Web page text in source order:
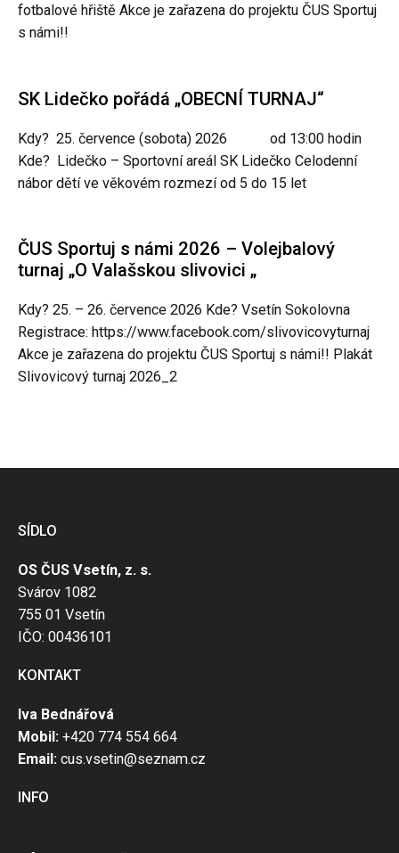
fotbalové hřiště Akce je zařazena do projektu ČUS Sportuj
s námi!!
SK Lidečko pořádá „OBECNÍ TURNAJ“
Kdy? 25. července (sobota) 2026 od 13:00 hodin
Kde? Lidečko – Sportovní areál SK Lidečko Celodenní
nábor dětí ve věkovém rozmezí od 5 do 15 let
ČUS Sportuj s námi 2026 – Volejbalový
turnaj „O Valašskou slivovici „
Kdy? 25. – 26. července 2026 Kde? Vsetín Sokolovna
Registrace: https://www.facebook.com/slivovicovyturnaj
Akce je zařazena do projektu ČUS Sportuj s námi!! Plakát
Slivovicový turnaj 2026_2
SÍDLO
OS ČUS Vsetín, z. s.
Svárov 1082
755 01 Vsetín
IČO: 00436101
KONTAKT
Iva Bednářová
Mobil: +420 774 554 664
Email: cus.vsetin@seznam.cz
INFO